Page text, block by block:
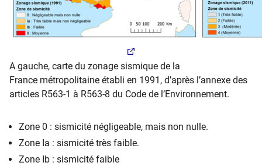
A gauche, carte du zonage sismique de la
France métropolitaine établi en 1991, d’après l’annexe des
articles R563-1 à R563-8 du Code de l’Environnement.
Zone 0 : sismicité négligeable, mais non nulle.
Zone Ia : sismicité très faible.
Zone Ib : sismicité faible